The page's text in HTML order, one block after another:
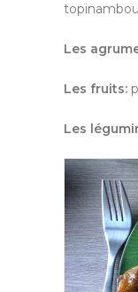
Les
Les fruits:
Les